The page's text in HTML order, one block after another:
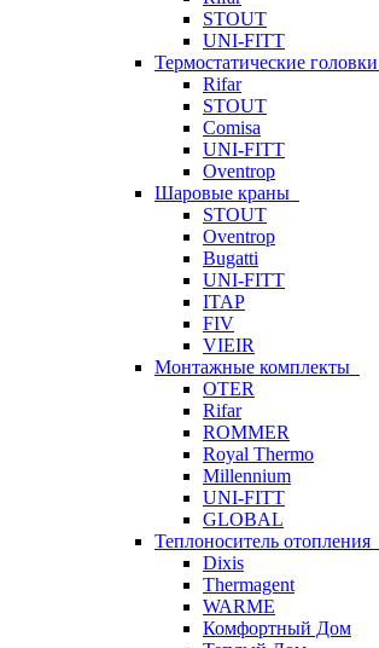
STOUT
UNI-FITT
Термостатические головки
Rifar
STOUT
Comisa
UNI-FITT
Oventrop
Шаровые краны
STOUT
Oventrop
Bugatti
UNI-FITT
ITAP
FIV
VIEIR
Монтажные комплекты
OTER
Rifar
ROMMER
Royal Thermo
Millennium
UNI-FITT
GLOBAL
Теплоноситель отопления
Dixis
Thermagent
WARME
Комфортный Дом